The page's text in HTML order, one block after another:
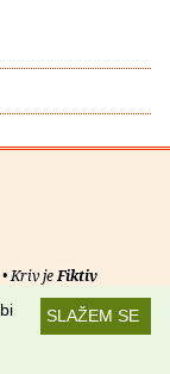
Kriv jeFiktiv
RSS kanaliSLAŽEM SE